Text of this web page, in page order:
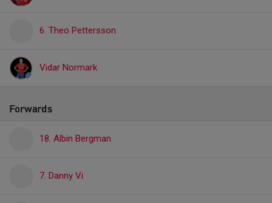
6. Theo Pettersson
Vidar Normark
Forwards
18. Albin Bergman
7. Danny Vi